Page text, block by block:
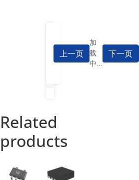
上一页
加
载
中...
下一页
Related
products